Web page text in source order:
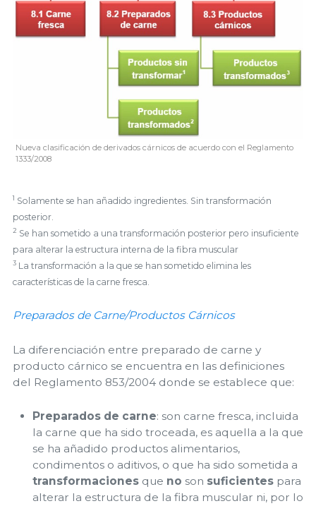
Nueva clasificación de derivados cárnicos de acuerdo con el Reglamento
1333/2008
1 Solamente se han añadido ingredientes. Sin transformación
posterior.
2 Se han sometido a una transformación posterior pero insuficiente
para alterar la estructura interna de la fibra muscular
3 La transformación a la que se han sometido elimina les
características de la carne fresca.
Preparados de Carne/Productos Cárnicos
La diferenciación entre preparado de carne y
producto cárnico se encuentra en las definiciones
del Reglamento 853/2004 donde se establece que:
Preparados de carne: son carne fresca, incluida
la carne que ha sido troceada, es aquella a la que
se ha añadido productos alimentarios,
condimentos o aditivos, o que ha sido sometida a
transformaciones que no son suficientes para
alterar la estructura de la fibra muscular ni, por lo